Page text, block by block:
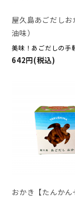
屋久島あごだしお
油味）
美味！あごだしの手
642円(税込)
おかき【たんかん